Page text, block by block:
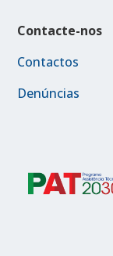
Contacte-nos
Contactos
Denúncias